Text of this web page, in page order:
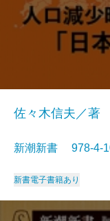
佐々木信夫／著
新潮新書 978-4-
新書電子書籍あり